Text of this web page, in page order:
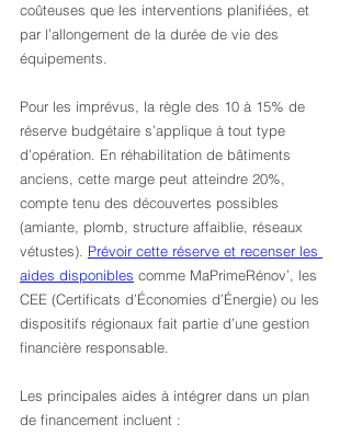
coûteuses que les interventions planifiées, et
par l’allongement de la durée de vie des
équipements.
Pour les imprévus, la règle des 10 à 15% de
réserve budgétaire s’applique à tout type
d’opération. En réhabilitation de bâtiments
anciens, cette marge peut atteindre 20%,
compte tenu des découvertes possibles
(amiante, plomb, structure affaiblie, réseaux
vétustes). Prévoir cette réserve et recenser les
aides disponibles comme MaPrimeRénov’, les
CEE (Certificats d’Économies d’Énergie) ou les
dispositifs régionaux fait partie d’une gestion
financière responsable.
Les principales aides à intégrer dans un plan
de financement incluent :